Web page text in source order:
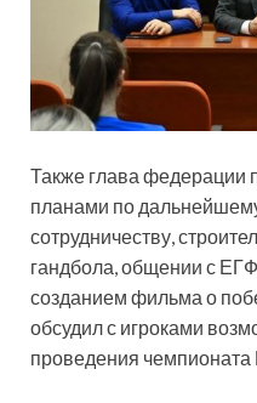
Также глава федерации
планами по
сотрудничеству,
гандбола, общении с
созданием фильма о
обсудил с игроками
проведения чемпионата